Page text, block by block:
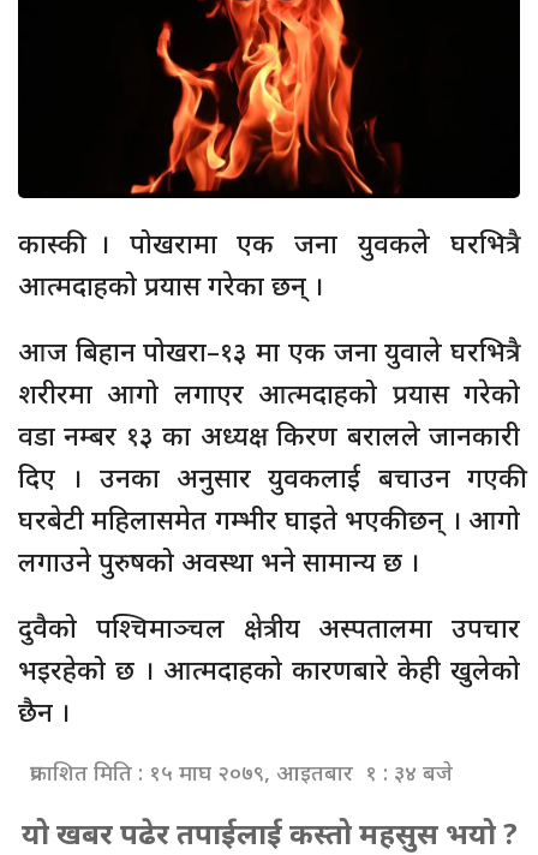
कास्की । पोखरामा एक जना युवकले घरभित्रै
आत्मदाहको प्रयास गरेका छन् ।
आज बिहान पोखरा–१३ मा एक जना युवाले घरभित्रै
शरीरमा आगो लगाएर आत्मदाहको प्रयास गरेको
वडा नम्बर १३ का अध्यक्ष किरण बरालले जानकारी
दिए । उनका अनुसार युवकलाई बचाउन गएकी
घरबेटी महिलासमेत गम्भीर घाइते भएकी छन् । आगो
लगाउने पुरुषको अवस्था भने सामान्य छ ।
दुवैको पश्चिमाञ्चल क्षेत्रीय अस्पतालमा उपचार
भइरहेको छ । आत्मदाहको कारणबारे केही खुलेको
छैन ।
प्रकाशित मिति : १५ माघ २०७९, आइतबार १ : ३४ बजे
यो खबर पढेर तपाईलाई कस्तो महसुस भयो ?